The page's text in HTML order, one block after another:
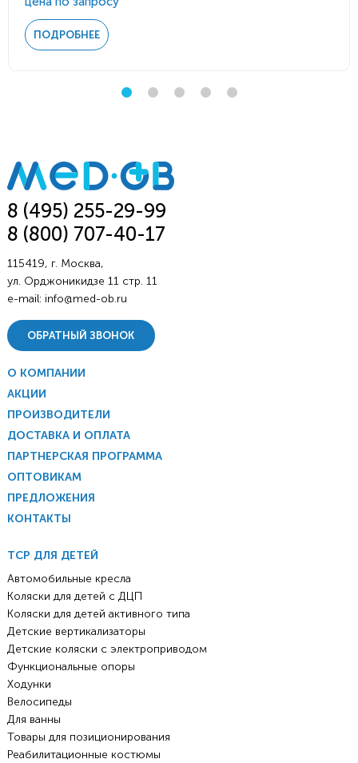
ПОДРОБНЕЕ
8 (495) 255-29-99
8 (800) 707-40-17
115419, г. Москва,
ул. Орджоникидзе 11 стр. 11
e-mail: info@med-ob.ru
ОБРАТНЫЙ ЗВОНОК
О КОМПАНИИ
АКЦИИ
ПРОИЗВОДИТЕЛИ
ДОСТАВКА И ОПЛАТА
ПАРТНЕРСКАЯ ПРОГРАММА
ОПТОВИКАМ
ПРЕДЛОЖЕНИЯ
КОНТАКТЫ
ТСР ДЛЯ ДЕТЕЙ
Автомобильные кресла
Коляски для детей с ДЦП
Коляски для детей активного типа
Детские вертикализаторы
Детские коляски с электроприводом
Функциональные опоры
Ходунки
Велосипеды
Для ванны
Товары для позиционирования
Реабилитационные костюмы